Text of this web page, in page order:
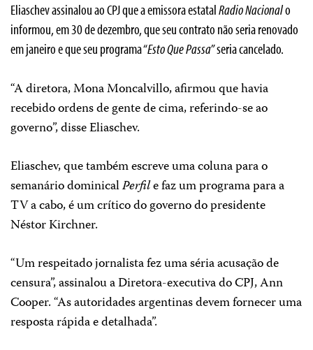
Eliaschev assinalou ao CPJ que a emissora estatalRadio Nacionalo
informou, em 30 de dezembro, que seu contrato não seria renovado
em janeiro e que seu programa “Esto Que Passa” seria cancelado.
“A diretora, Mona Moncalvillo, afirmou que havia
recebido ordens de gente de cima, referindo-se ao
governo”, disse Eliaschev.
Eliaschev, que também escreve uma coluna para o
semanário dominicalPerfile faz um programa para a
TV a cabo, é um crítico do governo do presidente
Néstor Kirchner.
“Um respeitado jornalista fez uma séria acusação de
censura”, assinalou a Diretora-executiva do CPJ, Ann
Cooper. “As autoridades argentinas devem fornecer uma
resposta rápida e detalhada”.